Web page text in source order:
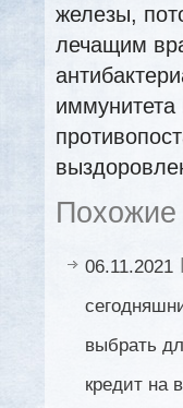
железы,
лечащим
Похожие
06.11.2021
выбрать
кредит на